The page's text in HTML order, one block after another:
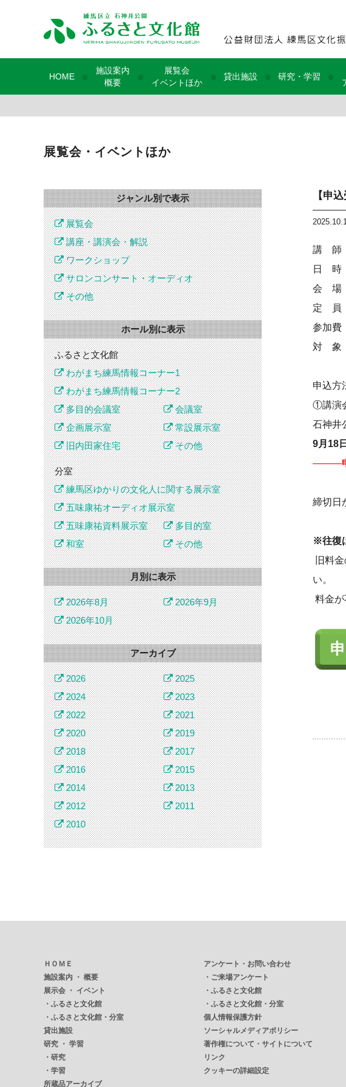
HOME
施設案内
概要
展覧会
イベントほか
貸出施設 研究・学習
展覧会・イベントほか
ジャンル別で表示
展覧会
講座・講演会・解説
ワークショップ
サロンコンサート・オーディオ
その他
ホール別に表示
ふるさと文化館
わがまち練馬情報コーナー1
わがまち練馬情報コーナー2
多目的会議室
会議室
企画展示室
常設展示室
旧内田家住宅
その他
分室
練馬区ゆかりの文化人に関する展示室
五味康祐オーディオ展示室
五味康祐資料展示室
多目的室
和室
その他
月別に表示
2026年8月
2026年9月
2026年10月
アーカイブ
2026
2025
2024
2023
2022
2021
2020
2019
2018
2017
2016
2015
2014
2013
2012
2011
2010
【申
講 師
日 時
会 場
定 員
参加費
対 象
申込方
①講演
石神井
9月18
―――
締切日
※往復
旧料
い。
料金が
ＨＯＭＥ
施設案内 ・ 概要
展示会 ・ イベント
・ ふるさと文化館
・ ふるさと文化館・分室
貸出施設
研究 ・ 学習
・ 研究
・ 学習
所蔵品アーカイブ
アンケート・お問い合わせ
・ ご来場アンケート
・ ふるさと文化館
・ ふるさと文化館・分室
個人情報保護方針
ソーシャルメディアポリシー
著作権について・サイトについて
リンク
クッキーの詳細設定